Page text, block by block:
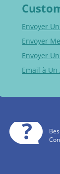
Envoyer
Envoyer
Envoyer
Email à Un